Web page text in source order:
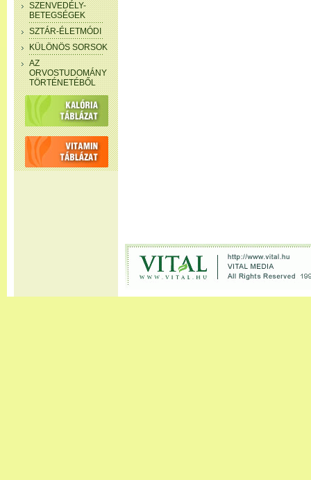
SZENVEDÉLY-
BETEGSÉGEK
SZTÁR-ÉLETMÓDI
KÜLÖNÖS SORSOK
AZ
ORVOSTUDOMÁNY
TÖRTÉNETÉBŐL